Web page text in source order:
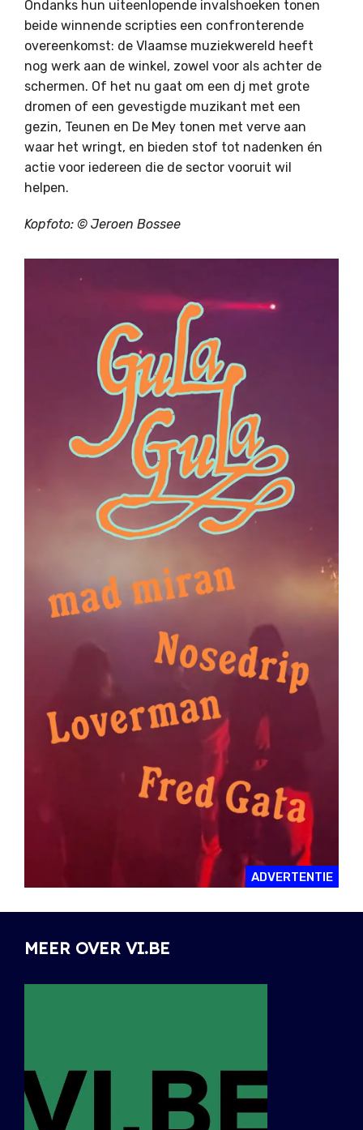
ADVERTENTIE
Ondanks hun uiteenlopende invalshoeken tonen
beide winnende scripties een confronterende
overeenkomst: de Vlaamse muziekwereld heeft
nog werk aan de winkel, zowel voor als achter de
schermen. Of het nu gaat om een dj met grote
dromen of een gevestigde muzikant met een
gezin, Teunen en De Mey tonen met verve aan
waar het wringt, en bieden stof tot nadenken én
actie voor iedereen die de sector vooruit wil
helpen.
Kopfoto: © Jeroen Bossee
MEER OVER VI.BE